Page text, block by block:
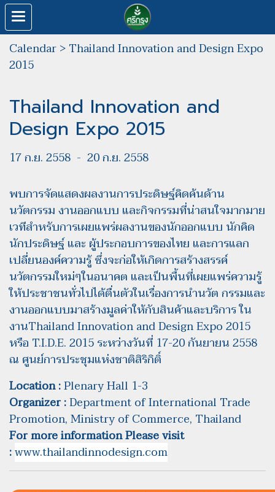
Calendar>Thailand Innovation and Design Expo
2015
Thailand Innovation and
Design Expo 2015
17 ก.ย. 2558 - 20 ก.ย. 2558
พบการจัดแสดงผลงานการประดิษฐ์คิดค้นด้าน
นวัตกรรม งานออกแบบ และกิจกรรมที่น่าสนใจมากมาย
เวทีสำหรับการเผยแพร่ผลงานของนักออกแบบ นักคิด
นักประดิษฐ์ และ ผู้ประกอบการของไทย และการแลก
เปลี่ยนองค์ความรู้ ซึ่งจะก่อให้เกิดการสร้างสรรค์
นวัตกรรมใหม่ๆในอนาคต และเป็นพื้นที่เผยแพร่ความรู้
ให้ประชาชนทั่วไปได้ตื่นตัวในเรื่องการนำนวัต กรรมและ
งานออกแบบมาสร้างมูลค่าให้กับสินค้าและบริการ ใน
งานThailand Innovation and Design Expo 2015
หรือ T.I.D.E. 2015 ระหว่างวันที่ 17-20 กันยายน 2558
ณ ศูนย์การประชุมแห่งชาติสิริกิติ์
Location :Plenary Hall 1-3
Organizer :Department of International Trade
Promotion, Ministry of Commerce, Thailand
For more information Please visit
:www.thailandinnodesign.com